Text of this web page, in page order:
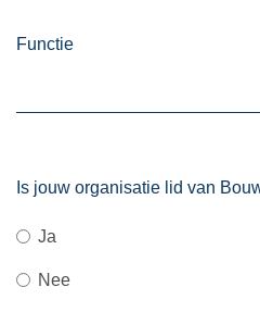
Functie
Is jouw organisatie lid van
Ja
Nee